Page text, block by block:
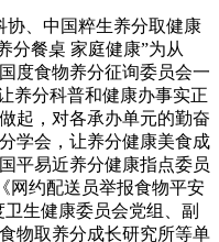
、中国粹生养分取健康
分餐桌 家庭健康”为从
度食物养分征询委员会一
养分科普和健康办事实正
起，对各承办单元的勤奋
学会，让养分健康美食成
平易近养分健康指点委员
网约配送员举报食物平安
生健康委员会党组、副
物取养分成长研究所等单